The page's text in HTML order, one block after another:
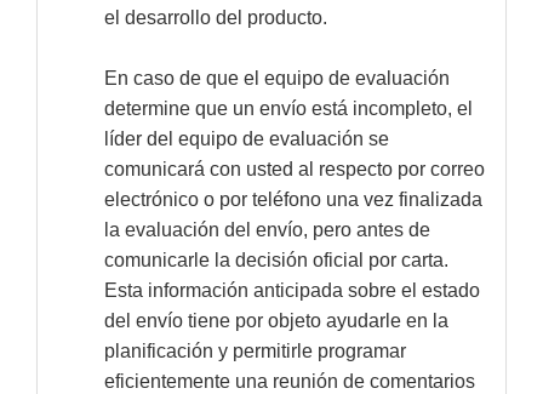
el desarrollo del producto.
En caso de que el equipo de evaluación
determine que un envío está incompleto, el
líder del equipo de evaluación se
comunicará con usted al respecto por correo
electrónico o por teléfono una vez finalizada
la evaluación del envío, pero antes de
comunicarle la decisión oficial por carta.
Esta información anticipada sobre el estado
del envío tiene por objeto ayudarle en la
planificación y permitirle programar
eficientemente una reunión de comentarios